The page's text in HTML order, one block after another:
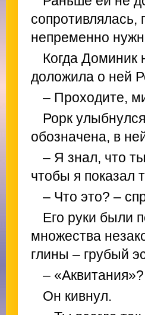
непременно
Когда Доминик
доложила о ней
– Проходите,
Рорк
обозначена, в
– Я знал, что
чтобы я показал
– Что это? –
Его руки были
множества
глины – грубый
–
Он кивнул.